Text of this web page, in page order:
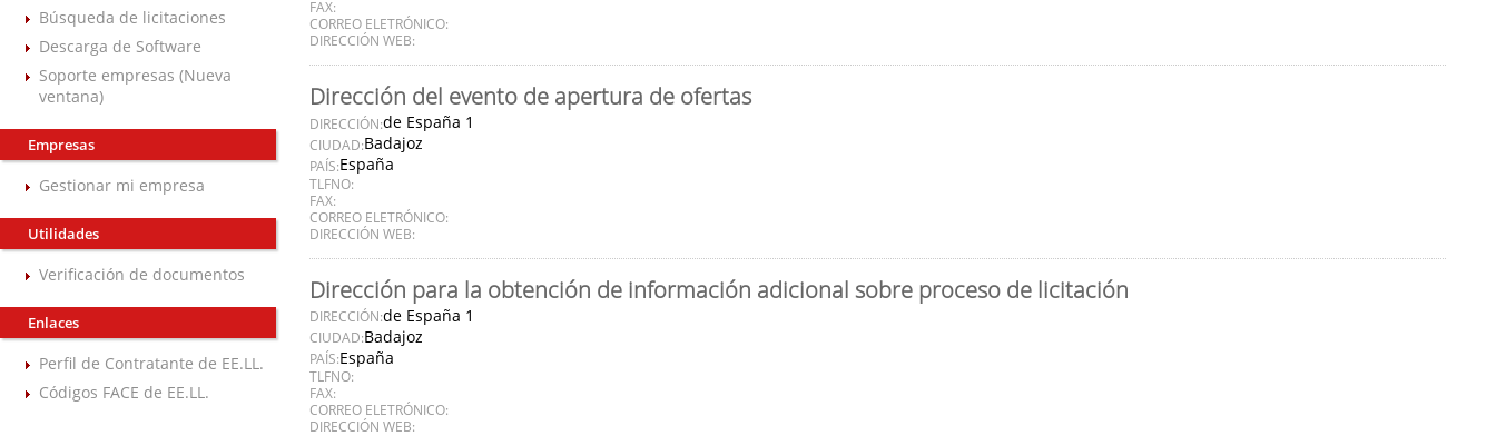
Búsqueda de licitaciones
Descarga de Software
Soporte empresas (Nueva
ventana)
Empresas
Gestionar mi empresa
Utilidades
Verificación de documentos
Enlaces
Perfil de Contratante de EE.LL.
Códigos FACE de EE.LL.
FAX:
CORREO ELETRÓNICO:
DIRECCIÓN WEB:
Dirección del evento de apertura de ofertas
DIRECCIÓN:de España 1
CIUDAD:Badajoz
PAÍS:España
TLFNO:
FAX:
CORREO ELETRÓNICO:
DIRECCIÓN WEB:
Dirección para la obtención de información adicional sobre proceso de licitación
DIRECCIÓN:de España 1
CIUDAD:Badajoz
PAÍS:España
TLFNO:
FAX:
CORREO ELETRÓNICO:
DIRECCIÓN WEB: